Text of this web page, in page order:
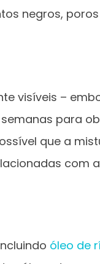
negros,
visíveis –
para
que a
com
óleo de